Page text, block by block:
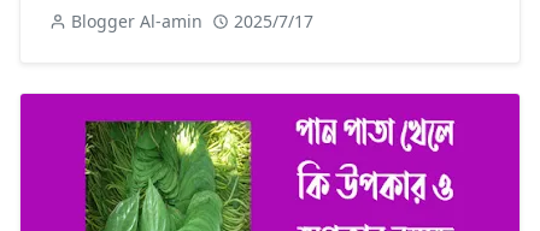
Blogger Al-amin 2025/7/17